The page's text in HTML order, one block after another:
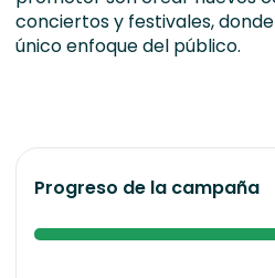
conciertos y festivales,
único enfoque del público.
Progreso de la campaña